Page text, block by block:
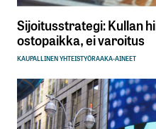
Sijoitusstrategi: Kullan
ostopaikka, ei varoitus
KAUPALLINEN YHTEISTYÖRAAKA-AINEET